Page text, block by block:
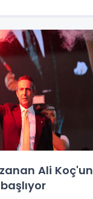
Ali Koç'un